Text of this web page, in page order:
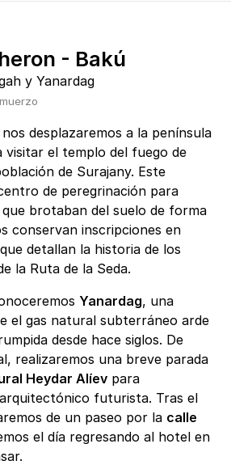
- Bakú
y Yanardag
desplazaremos a la península
visitar el templo del fuego de
de Surajany. Este
de peregrinación para
brotaban del suelo de forma
conservan inscripciones en
detallan la historia de los
la Ruta de la Seda.
Yanardag, una
el gas natural subterráneo arde
desde hace siglos. De
realizaremos una breve parada
Heydar Alíev para
futurista. Tras el
de un paseo por la calle
el día regresando al hotel en